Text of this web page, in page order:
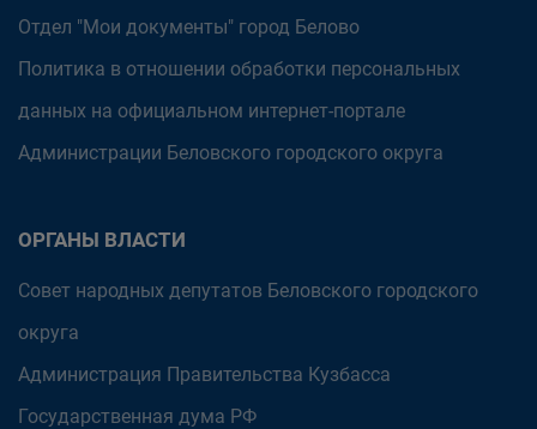
Отдел "Мои документы" город Белово
Политика в отношении обработки персональных
данных на официальном интернет-портале
Администрации Беловского городского округа
ОРГАНЫ ВЛАСТИ
Совет народных депутатов Беловского городского
округа
Администрация Правительства Кузбасса
Государственная дума РФ